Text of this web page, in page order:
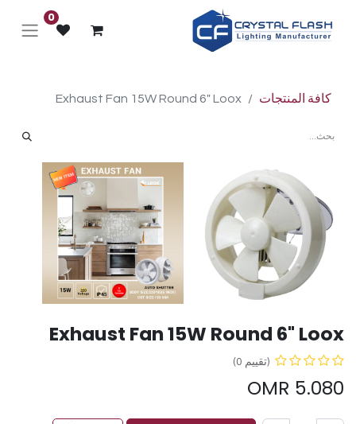
0
كافة المنتجات Exhaust Fan 15W Round 6" Loox
Exhaust Fan 15W Round 6" Loox
(تقييم 0)
5.080